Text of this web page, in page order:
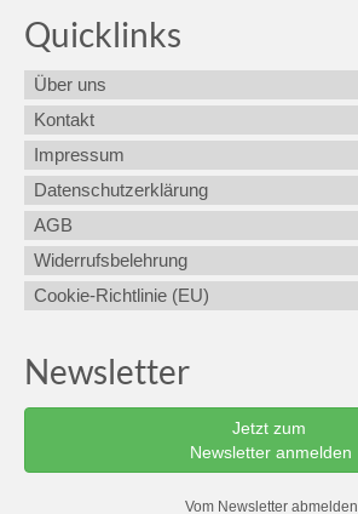
Quicklinks
Über uns
Kontakt
Impressum
Datenschutzerklärung
AGB
Widerrufsbelehrung
Cookie-Richtlinie (EU)
Newsletter
Jetzt zum
Newsletter anmelden
Vom Newsletter abmelden